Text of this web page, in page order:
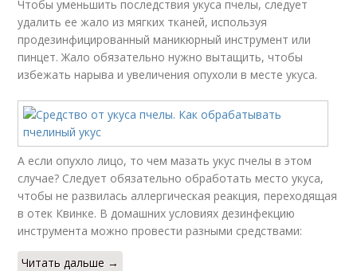
Чтобы уменьшить последствия укуса пчелы, следует
удалить ее жало из мягких тканей, используя
продезинфицированный маникюрный инструмент или
пинцет. Жало обязательно нужно вытащить, чтобы
избежать нарыва и увеличения опухоли в месте укуса.
А если опухло лицо, то чем мазать укус пчелы в этом
случае? Следует обязательно обработать место укуса,
чтобы не развилась аллергическая реакция, переходящая
в отек Квинке. В домашних условиях дезинфекцию
инструмента можно провести разными средствами:
Читать дальше →